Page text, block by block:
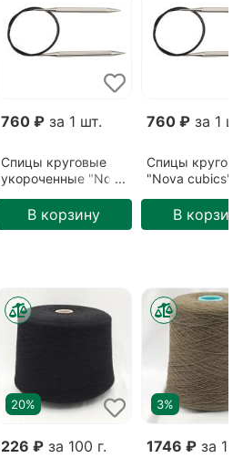
760 ₽ за 1 шт.
Спицы круговые
укороченные "Nova
3,75мм/40см
В корзину
760 ₽ за 1
Спицы
"Nova cubics"
В
20%
226 ₽ за 100 г.
3%
1746 ₽ за